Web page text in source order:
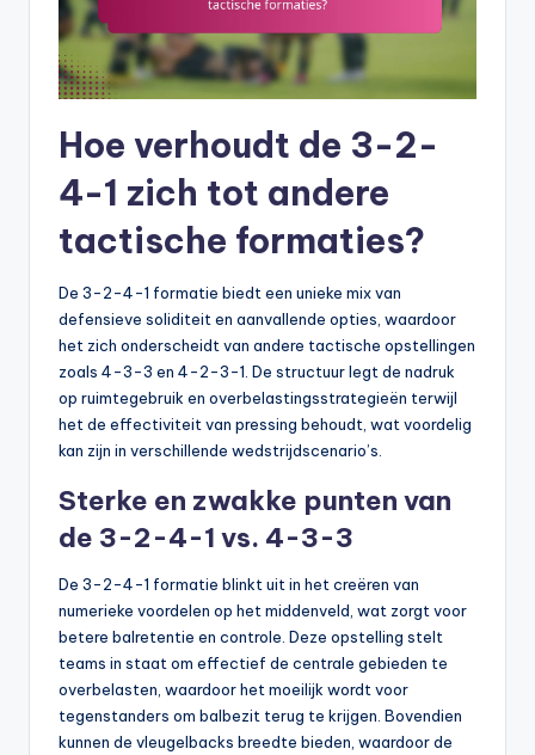
Hoe verhoudt de 3-2-
4-1 zich tot andere
tactische formaties?
De 3-2-4-1 formatie biedt een unieke mix van
defensieve soliditeit en aanvallende opties, waardoor
het zich onderscheidt van andere tactische opstellingen
zoals 4-3-3 en 4-2-3-1. De structuur legt de nadruk
op ruimtegebruik en overbelastingsstrategieën terwijl
het de effectiviteit van pressing behoudt, wat voordelig
kan zijn in verschillende wedstrijdscenario’s.
Sterke en zwakke punten van
de 3-2-4-1 vs. 4-3-3
De 3-2-4-1 formatie blinkt uit in het creëren van
numerieke voordelen op het middenveld, wat zorgt voor
betere balretentie en controle. Deze opstelling stelt
teams in staat om effectief de centrale gebieden te
overbelasten, waardoor het moeilijk wordt voor
tegenstanders om balbezit terug te krijgen. Bovendien
kunnen de vleugelbacks breedte bieden, waardoor de